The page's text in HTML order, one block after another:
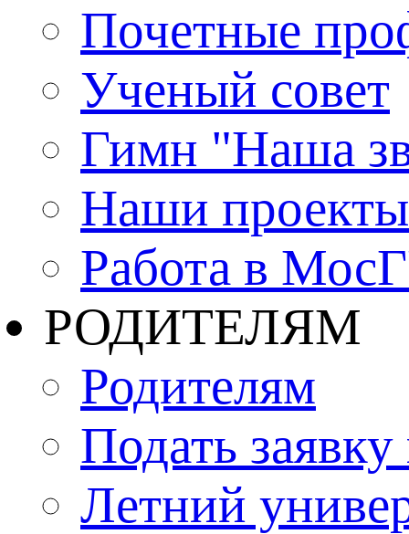
Почетные
Ученый совет
Гимн "Наша
Наши проекты
Работа в
РОДИТЕЛЯМ
Родителям
Подать
Летний